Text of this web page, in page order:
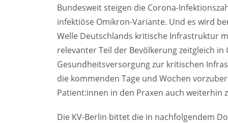
Bundesweit steigen die Corona-
infektiöse Omikron-Variante. Und es wird
Welle Deutschlands kritische Infrastruktur
relevanter Teil der Bevölkerung zeitgleich
Gesundheitsversorgung zur kritischen
die kommenden Tage und Wochen
Patient:innen in den Praxen auch weiterhin
Die KV-Berlin bittet die in nachfolgendem